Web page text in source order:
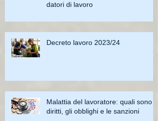
datori di lavoro
Decreto lavoro 2023/24
Malattia del lavoratore: quali sono i
diritti, gli obblighi e le sanzioni